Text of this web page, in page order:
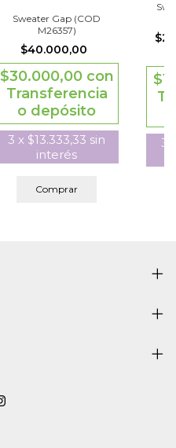
Sweater Gap (COD
M26357)
$40.000,00
$30.000,00 con
Transferencia
o depósito
3 x $13.333,33 sin
interés
Comprar
3